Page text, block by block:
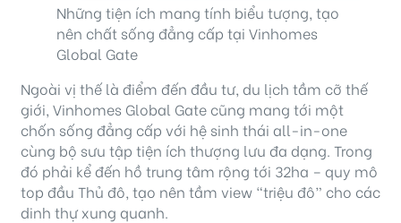
Những tiện ích mang tính biểu tượng, tạo
nên chất sống đẳng cấp tại Vinhomes
Global Gate
Ngoài vị thế là điểm đến đầu tư, du lịch tầm cỡ thế
giới, Vinhomes Global Gate cũng mang tới một
chốn sống đẳng cấp với hệ sinh thái all-in-one
cùng bộ sưu tập tiện ích thượng lưu đa dạng. Trong
đó phải kể đến hồ trung tâm rộng tới 32ha – quy mô
top đầu Thủ đô, tạo nên tầm view “triệu đô” cho các
dinh thự xung quanh.